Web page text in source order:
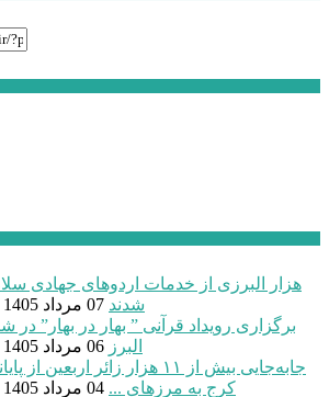
شدند 07 مرداد 1405 - 29 ژوئیه 2026
برگزاری رویداد قرآنی ” بهار در بهار”
البرز 06 مرداد 1405 - 28 ژوئیه 2026
جابه‌جایی بیش از ۱۱ هزار زائر
کرج به مرزهای ... 04 مرداد 1405 - 26 ژوئیه 2026